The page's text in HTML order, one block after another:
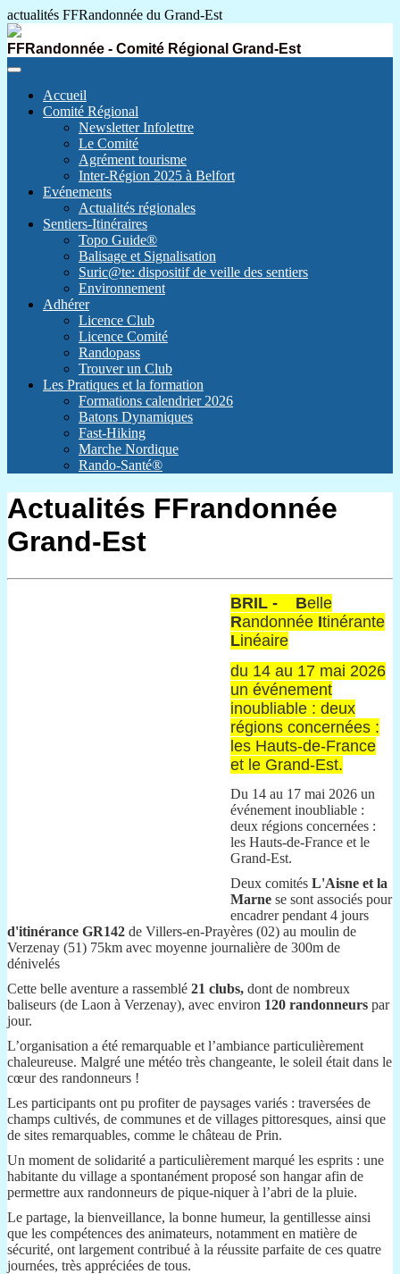
actualités FFRandonnée du Grand-Est
FFRandonnée - Comité Régional Grand-Est
Accueil
Comité Régional
Newsletter Infolettre
Le Comité
Agrément tourisme
Inter-Région 2025 à Belfort
Evénements
Actualités régionales
Sentiers-Itinéraires
Topo Guide®
Balisage et Signalisation
Suric@te: dispositif de veille des sentiers
Environnement
Adhérer
Licence Club
Licence Comité
Randopass
Trouver un Club
Les Pratiques et la formation
Formations calendrier 2026
Batons Dynamiques
Fast-Hiking
Marche Nordique
Rando-Santé®
Actualités FFrandonnée
Grand-Est
BRIL - Belle
Randonnée Itinérante
Linéaire
du 14 au 17 mai 2026
un événement
inoubliable : deux
régions concernées :
les Hauts-de-France
et le Grand-Est.
Du 14 au 17 mai 2026 un
événement inoubliable :
deux régions concernées :
les Hauts-de-France et le
Grand-Est.
Deux comités L'Aisne et la
Marne se sont associés pour
encadrer pendant 4 jours
d'itinérance GR142 de Villers-en-Prayères (02) au moulin de
Verzenay (51) 75km avec moyenne journalière de 300m de
dénivelés
Cette belle aventure a rassemblé 21 clubs, dont de nombreux
baliseurs (de Laon à Verzenay), avec environ 120 randonneurs par
jour.
L’organisation a été remarquable et l’ambiance particulièrement
chaleureuse. Malgré une météo très changeante, le soleil était dans le
cœur des randonneurs !
Les participants ont pu profiter de paysages variés : traversées de
champs cultivés, de communes et de villages pittoresques, ainsi que
de sites remarquables, comme le château de Prin.
Un moment de solidarité a particulièrement marqué les esprits : une
habitante du village a spontanément proposé son hangar afin de
permettre aux randonneurs de pique-niquer à l’abri de la pluie.
Le partage, la bienveillance, la bonne humeur, la gentillesse ainsi
que les compétences des animateurs, notamment en matière de
sécurité, ont largement contribué à la réussite parfaite de ces quatre
journées, très appréciées de tous.